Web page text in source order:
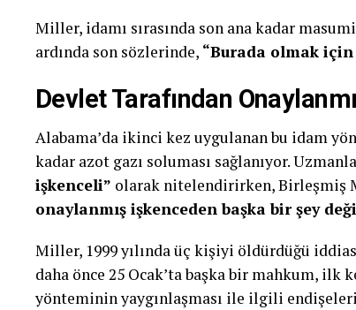
Miller, idamı sırasında son ana kadar
ardında son sözlerinde, “Burada olmak için
Devlet Tarafından
Alabama’da ikinci kez uygulanan bu idam
kadar azot gazı soluması sağlanıyor.
işkenceli” olarak nitelendirirken, Birleşmiş
onaylanmış işkenceden başka bir şey
Miller, 1999 yılında üç kişiyi öldürdüğü
daha önce 25 Ocak’ta başka bir mahkum,
yönteminin yaygınlaşması ile ilgili endişeleri